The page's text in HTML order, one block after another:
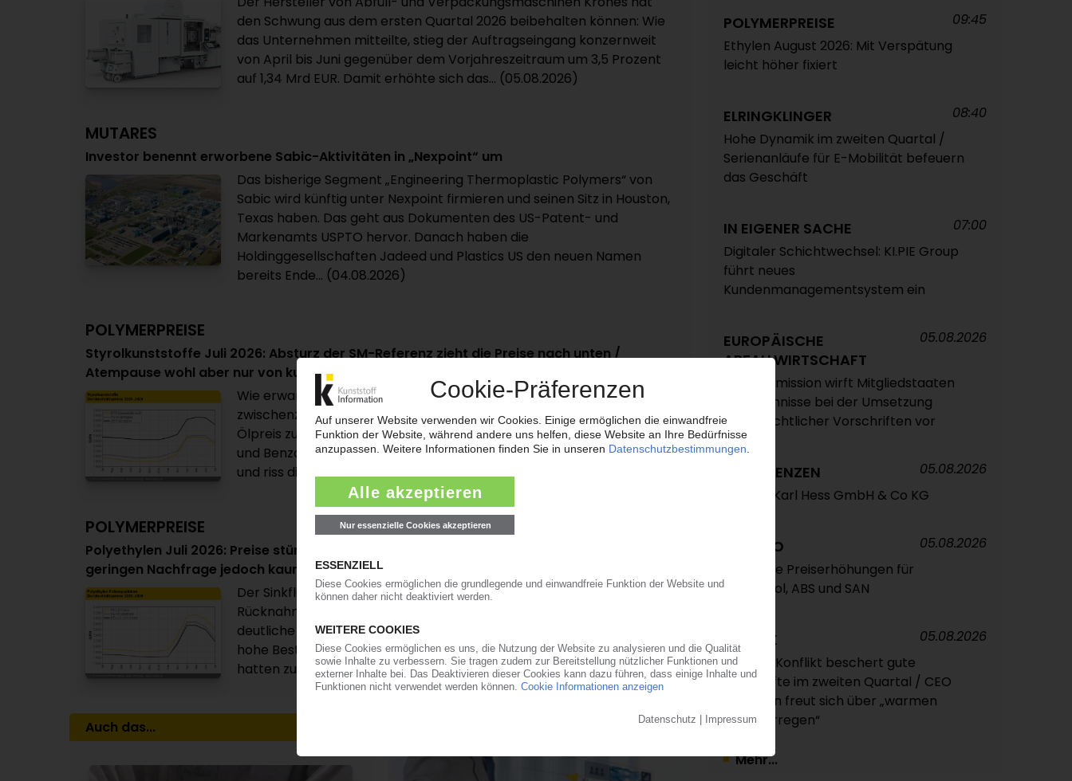
den Schwung aus dem ersten Quartal 2026 beibehalten können: Wie
das Unternehmen mitteilte, stieg der Auftragseingang konzernweit
von April bis Juni gegenüber dem Vorjahreszeitraum um 3,5 Prozent
auf 1,34 Mrd EUR. Damit erhöhte sich das... (05.08.2026)
MUTARES
Investor benennt erworbene Sabic-Aktivitäten in „Nexpoint“ um
Das bisherige Segment „Engineering Thermoplastic Polymers“ von
Sabic wird künftig unter Nexpoint firmieren und seinen Sitz in Houston,
Texas haben. Das geht aus Dokumenten des US-Patent- und
Markenamts USPTO hervor. Danach haben die
Holdinggesellschaften Jadeed und Plastics US den neuen Namen
bereits Ende... (04.08.2026)
POLYMERPREISE
Styrolkunststoffe Juli 2026: Absturz der SM-Referenz zieht die Preise nach unten /
Atempause wohl aber nur von kurzer Dauer
Wie erwartet: Im Juli 2026 kam es zu einem Preissturz, nachdem das
zwischenzeitliche Tauwetter zwischen den USA und dem Iran den
Ölpreis zunächst absacken ließ. Im Windschatten von Öl, Naphtha
und Benzol rauschte die Styrol-Referenz um 270 EUR/t nach unten
und riss die Notierungen für Polystyrol, EPS und... (04.08.2026)
POLYMERPREISE
Polyethylen Juli 2026: Preise stürzen ab / Weitere deutliche Abschläge angesichts der
geringen Nachfrage jedoch kaum wahrscheinlich / Hohe Bestände üben Druck aus
Der Sinkflug der Notierungen gewann im Juli an Dynamik. Die
Rücknahme beim Vorprodukt Ethylen um 200 EUR/t allein hätte
deutliche Preiskorrekturen ausgelöst. Die schlechte Auftragslage,
hohe Bestände und vor allem das zuvor stark gestiegene Preisniveau
hatten zur Folge, dass die Preise deutlich oberhalb des... (03.08.2026)
Auch das...
POLYMERPREISE
Ethylen August 2026: Mit Verspätung
leicht höher fixiert
09:45
ELRINGKLINGER
Hohe Dynamik im zweiten Quartal /
Serienanläufe für E-Mobilität befeuern
das Geschäft
08:40
IN EIGENER SACHE
Digitaler Schichtwechsel: KI.PIE Group
führt neues
Kundenmanagementsystem ein
07:00
EUROPÄISCHE
ABFALLWIRTSCHAFT
EU-Kommission wirft Mitgliedstaaten
Versäumnisse bei der Umsetzung
abfallrechtlicher Vorschriften vor
05.08.2026
INSOLVENZEN
Antrag: Karl Hess GmbH & Co KG
05.08.2026
TRINSEO
Deutliche Preiserhöhungen für
Polystyrol, ABS und SAN
05.08.2026
EVONIK
Nahost-Konflikt beschert gute
Geschäfte im zweiten Quartal / CEO
Kullmann freut sich über „warmen
Sommerregen“
05.08.2026
Mehr...